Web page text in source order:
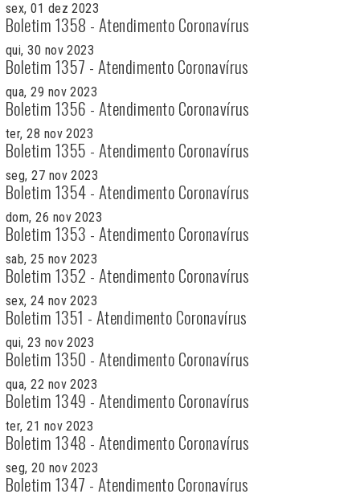
sex, 01 dez 2023
Boletim 1358 - Atendimento Coronavírus
qui, 30 nov 2023
Boletim 1357 - Atendimento Coronavírus
qua, 29 nov 2023
Boletim 1356 - Atendimento Coronavírus
ter, 28 nov 2023
Boletim 1355 - Atendimento Coronavírus
seg, 27 nov 2023
Boletim 1354 - Atendimento Coronavírus
dom, 26 nov 2023
Boletim 1353 - Atendimento Coronavírus
sab, 25 nov 2023
Boletim 1352 - Atendimento Coronavírus
sex, 24 nov 2023
Boletim 1351 - Atendimento Coronavírus
qui, 23 nov 2023
Boletim 1350 - Atendimento Coronavírus
qua, 22 nov 2023
Boletim 1349 - Atendimento Coronavírus
ter, 21 nov 2023
Boletim 1348 - Atendimento Coronavírus
seg, 20 nov 2023
Boletim 1347 - Atendimento Coronavírus